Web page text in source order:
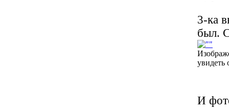
3-ка
был.
увидеть
И